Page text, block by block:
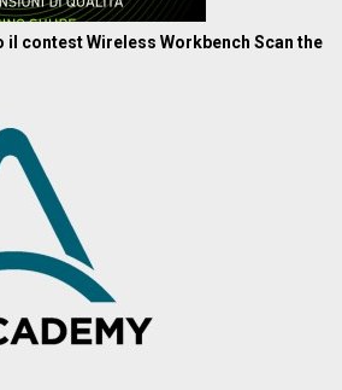
il contest Wireless Workbench Scan the